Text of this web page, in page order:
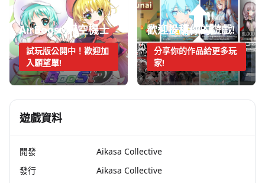
AirBoost:天空機士
試玩版公開中！歡迎加
入願望單!
歡迎投稿你的遊戲!
分享你的作品給更多玩
家!
遊戲資料
開發
Aikasa Collective
發行
Aikasa Collective